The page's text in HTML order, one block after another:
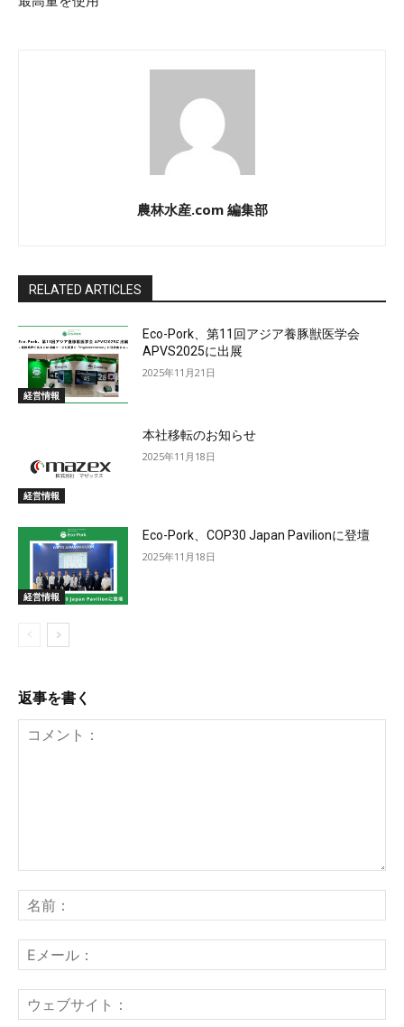
農林水産.com 編集部
RELATED ARTICLES
経営情報
Eco-Pork、第11回アジア養豚獣医学会
APVS2025に出展
2025年11月21日
経営情報
本社移転のお知らせ
2025年11月18日
経営情報
Eco-Pork、COP30 Japan Pavilionに登壇
2025年11月18日
返事を書く
ン
ト：
前
メ
ー
ェ